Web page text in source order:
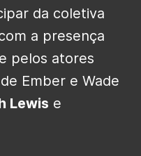
da coletiva
a presença
pelos atores
Ember e Wade
Lewis e